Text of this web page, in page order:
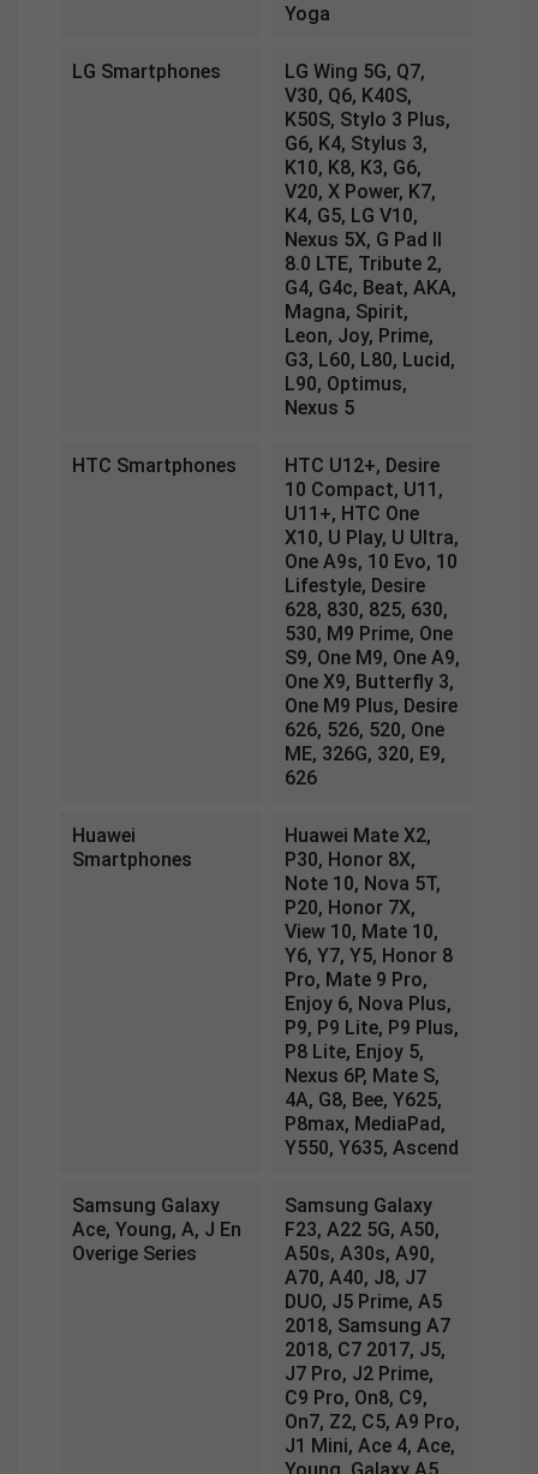
Yoga
LG Smartphones
LG Wing 5G, Q7,
V30, Q6, K40S,
K50S, Stylo 3 Plus,
G6, K4, Stylus 3,
K10, K8, K3, G6,
V20, X Power, K7,
K4, G5, LG V10,
Nexus 5X, G Pad II
8.0 LTE, Tribute 2,
G4, G4c, Beat, AKA,
Magna, Spirit,
Leon, Joy, Prime,
G3, L60, L80, Lucid,
L90, Optimus,
Nexus 5
HTC Smartphones
HTC U12+, Desire
10 Compact, U11,
U11+, HTC One
X10, U Play, U Ultra,
One A9s, 10 Evo, 10
Lifestyle, Desire
628, 830, 825, 630,
530, M9 Prime, One
S9, One M9, One A9,
One X9, Butterfly 3,
One M9 Plus, Desire
626, 526, 520, One
ME, 326G, 320, E9,
626
Huawei
Smartphones
Huawei Mate X2,
P30, Honor 8X,
Note 10, Nova 5T,
P20, Honor 7X,
View 10, Mate 10,
Y6, Y7, Y5, Honor 8
Pro, Mate 9 Pro,
Enjoy 6, Nova Plus,
P9, P9 Lite, P9 Plus,
P8 Lite, Enjoy 5,
Nexus 6P, Mate S,
4A, G8, Bee, Y625,
P8max, MediaPad,
Y550, Y635, Ascend
Samsung Galaxy
Ace, Young, A, J En
Overige Series
Samsung Galaxy
F23, A22 5G, A50,
A50s, A30s, A90,
A70, A40, J8, J7
DUO, J5 Prime, A5
2018, Samsung A7
2018, C7 2017, J5,
J7 Pro, J2 Prime,
C9 Pro, On8, C9,
On7, Z2, C5, A9 Pro,
J1 Mini, Ace 4, Ace,